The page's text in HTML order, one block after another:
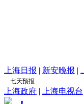
上海日报 | 新安晚报 |
上海政府 | 上海电视台